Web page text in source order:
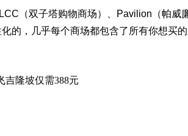
（双子塔购物商场）、Pavilion（帕威
的，几乎每个商场都包含了所有你想买